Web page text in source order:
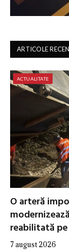
ARTICOLE
ACTUALITATE
O arteră
reabilitată
7 august 2026